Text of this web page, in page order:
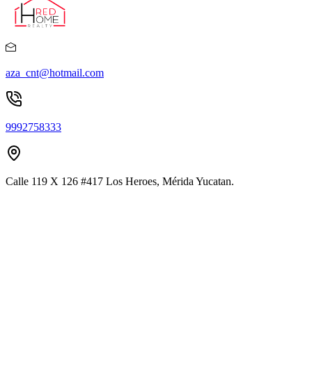
aza_cnt@hotmail.com
9992758333
Calle 119 X 126 #417 Los Heroes, Mérida Yucatan.